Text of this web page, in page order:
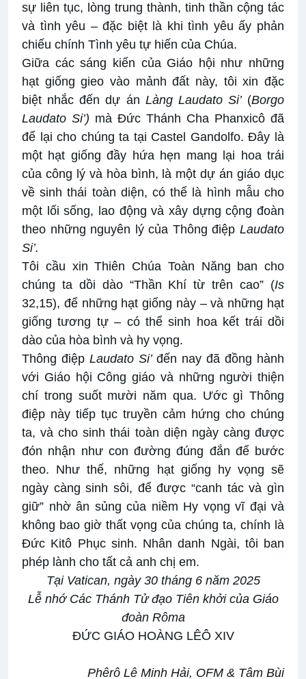
sự liên tục, lòng trung thành, tinh thần cộng tác
và tình yêu – đặc biệt là khi tình yêu ấy phản
chiếu chính Tình yêu tự hiến của Chúa.
Giữa các sáng kiến của Giáo hội như những
hạt giống gieo vào mảnh đất này, tôi xin đặc
biệt nhắc đến dự án Làng Laudato Si’(Borgo
Laudato Si’) mà Đức Thánh Cha Phanxicô đã
để lại cho chúng ta tại Castel Gandolfo. Đây là
một hạt giống đầy hứa hẹn mang lại hoa trái
của công lý và hòa bình, là một dự án giáo dục
về sinh thái toàn diện, có thể là hình mẫu cho
một lối sống, lao động và xây dựng cộng đoàn
theo những nguyên lý của Thông điệp Laudato
Si’.
Tôi cầu xin Thiên Chúa Toàn Năng ban cho
chúng ta dồi dào “Thần Khí từ trên cao” (Is
32,15), để những hạt giống này – và những hạt
giống tương tự – có thể sinh hoa kết trái dồi
dào của hòa bình và hy vọng.
Thông điệp Laudato Si’ đến nay đã đồng hành
với Giáo hội Công giáo và những người thiện
chí trong suốt mười năm qua. Ước gì Thông
điệp này tiếp tục truyền cảm hứng cho chúng
ta, và cho sinh thái toàn diện ngày càng được
đón nhận như con đường đúng đắn để bước
theo. Như thế, những hạt giống hy vọng sẽ
ngày càng sinh sôi, để được “canh tác và gìn
giữ” nhờ ân sủng của niềm Hy vọng vĩ đại và
không bao giờ thất vọng của chúng ta, chính là
Đức Kitô Phục sinh. Nhân danh Ngài, tôi ban
phép lành cho tất cả anh chị em.
Tại Vatican, ngày 30 tháng 6 năm 2025
Lễ nhớ Các Thánh Tử đạo Tiên khởi của Giáo
đoàn Rôma
ĐỨC GIÁO HOÀNG LÊÔ XIV
Phêrô Lê Minh Hải, OFM & Tâm Bùi